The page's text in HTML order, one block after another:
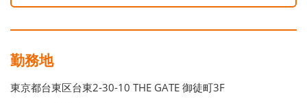
勤務地
東京都台東区台東2-30-10 THE GATE 御徒町3F